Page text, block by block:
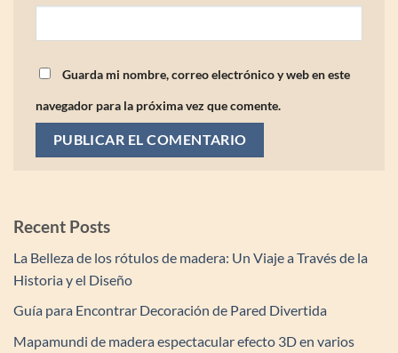
Guarda mi nombre, correo electrónico y web en este
navegador para la próxima vez que comente.
Recent Posts
La Belleza de los rótulos de madera: Un Viaje a Través de la
Historia y el Diseño
Guía para Encontrar Decoración de Pared Divertida
Mapamundi de madera espectacular efecto 3D en varios